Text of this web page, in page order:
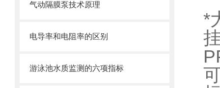
气动隔膜泵技术原理
电导率和电阻率的区别
游泳池水质监测的六项指标
*